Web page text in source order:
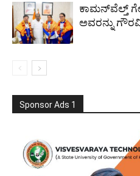
ಕಾಮನ್‌ವೆಲ್ತ್
ಅವರನ್ನು
Sponsor Ads 1